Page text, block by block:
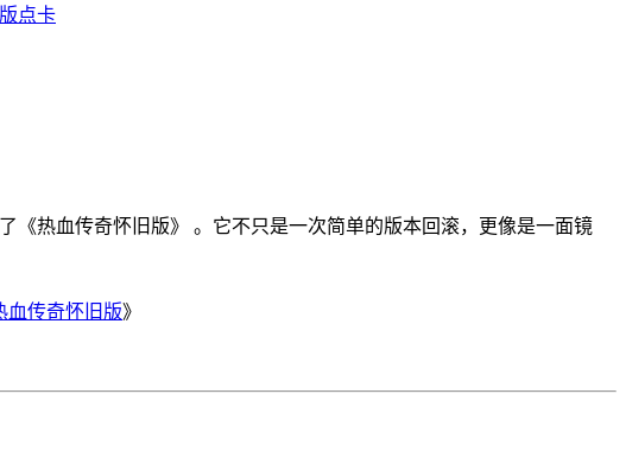
点卡
《热血传奇怀旧版》 。它不只是一次简单的版本回滚，更像是一面镜
血传奇怀旧版》